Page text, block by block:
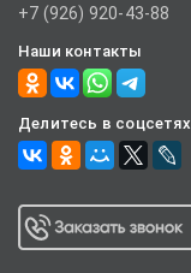
+7 (926) 920-43-88
Наши контакты
Делитесь в соцсетях